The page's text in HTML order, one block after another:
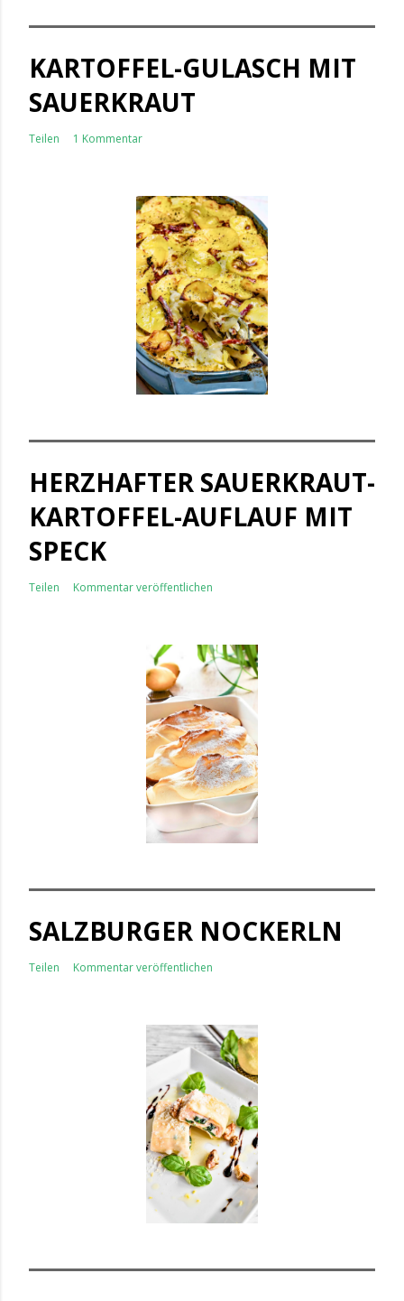
KARTOFFEL-GULASCH MIT
SAUERKRAUT
Teilen 1 Kommentar
HERZHAFTER SAUERKRAUT-
KARTOFFEL-AUFLAUF MIT
SPECK
Teilen Kommentar veröffentlichen
SALZBURGER NOCKERLN
Teilen Kommentar veröffentlichen